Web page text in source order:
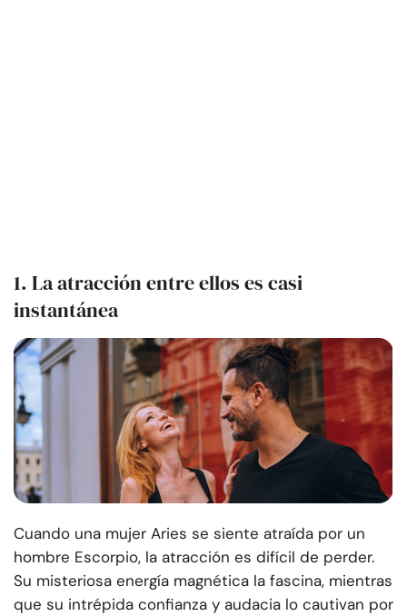
1. La atracción entre ellos es casi
instantánea
Cuando una mujer Aries se siente atraída por un
hombre Escorpio, la atracción es difícil de perder.
Su misteriosa energía magnética la fascina, mientras
que su intrépida confianza y audacia lo cautivan por